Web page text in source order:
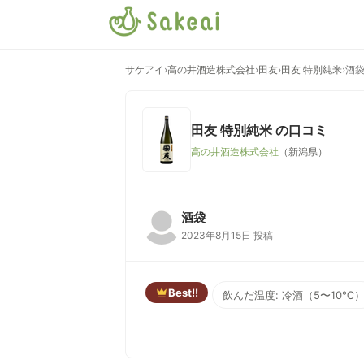
サケアイ ›高の井酒造株式会社›田友›田友 特別純米›酒
田友 特別純米 の口コミ
高の井酒造株式会社 （新潟県）
酒袋
2023年8月15日 投稿
Best!! 飲んだ温度: 冷酒（5〜10℃）